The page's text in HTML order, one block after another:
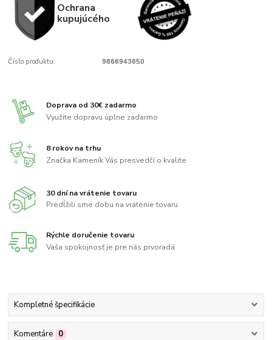
Ochrana
kupujúcého
Číslo produktu: 9866943650
Doprava od 30€ zadarmo
Využite dopravu úplne zadarmo
8 rokov na trhu
Značka Kameník Vás presvedčí o kvalite
30 dní na vrátenie tovaru
Predĺžili sme dobu na vrátenie tovaru
Rýchle doručenie tovaru
Vaša spokojnosť je pre nás prvoradá
Kompletné špecifikácie
Komentáre 0